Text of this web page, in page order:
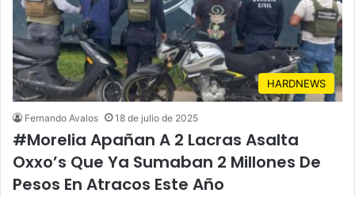
HARDNEWS
Fernando Avalos 18 de julio de 2025
#Morelia Apañan A 2 Lacras Asalta
Oxxo’s Que Ya Sumaban 2 Millones De
Pesos En Atracos Este Año